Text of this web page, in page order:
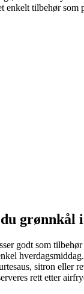
enkelt tilbehør som
grønnkål
godt som
sitron eller
rett etter